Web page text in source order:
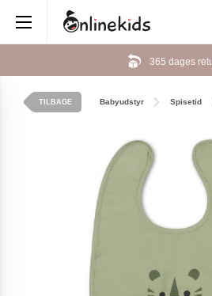
365 dages
TILBAGE Babyudstyr Spisetid